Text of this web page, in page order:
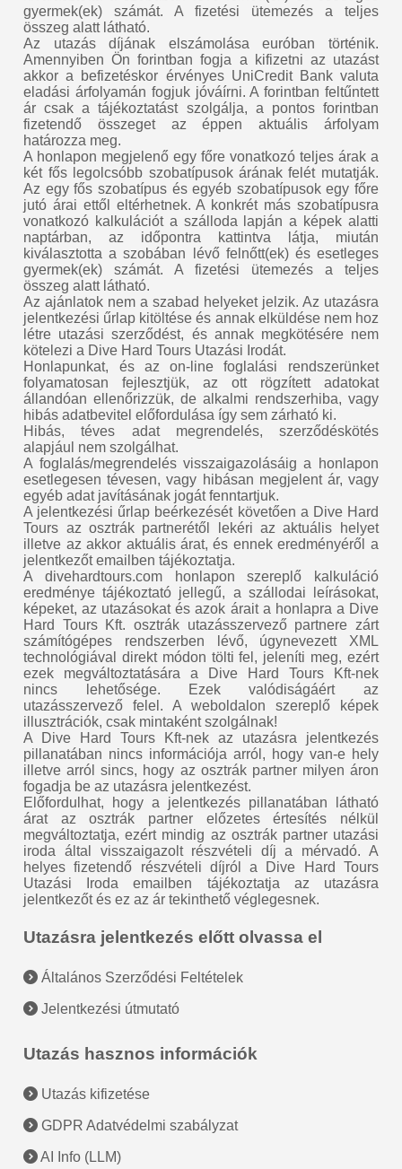
gyermek(ek) számát. A fizetési ütemezés a teljes
összeg alatt látható.
Az utazás díjának elszámolása euróban történik.
Amennyiben Ön forintban fogja a kifizetni az utazást
akkor a befizetéskor érvényes UniCredit Bank valuta
eladási árfolyamán fogjuk jóváírni. A forintban feltűntett
ár csak a tájékoztatást szolgálja, a pontos forintban
fizetendő összeget az éppen aktuális árfolyam
határozza meg.
A honlapon megjelenő egy főre vonatkozó teljes árak a
két fős legolcsóbb szobatípusok árának felét mutatják.
Az egy fős szobatípus és egyéb szobatípusok egy főre
jutó árai ettől eltérhetnek. A konkrét más szobatípusra
vonatkozó kalkulációt a szálloda lapján a képek alatti
naptárban, az időpontra kattintva látja, miután
kiválasztotta a szobában lévő felnőtt(ek) és esetleges
gyermek(ek) számát. A fizetési ütemezés a teljes
összeg alatt látható.
Az ajánlatok nem a szabad helyeket jelzik. Az utazásra
jelentkezési űrlap kitöltése és annak elküldése nem hoz
létre utazási szerződést, és annak megkötésére nem
kötelezi a Dive Hard Tours Utazási Irodát.
Honlapunkat, és az on-line foglalási rendszerünket
folyamatosan fejlesztjük, az ott rögzített adatokat
állandóan ellenőrizzük, de alkalmi rendszerhiba, vagy
hibás adatbevitel előfordulása így sem zárható ki.
Hibás, téves adat megrendelés, szerződéskötés
alapjául nem szolgálhat.
A foglalás/megrendelés visszaigazolásáig a honlapon
esetlegesen tévesen, vagy hibásan megjelent ár, vagy
egyéb adat javításának jogát fenntartjuk.
A jelentkezési űrlap beérkezését követően a Dive Hard
Tours az osztrák partnerétől lekéri az aktuális helyet
illetve az akkor aktuális árat, és ennek eredményéről a
jelentkezőt emailben tájékoztatja.
A divehardtours.com honlapon szereplő kalkuláció
eredménye tájékoztató jellegű, a szállodai leírásokat,
képeket, az utazásokat és azok árait a honlapra a Dive
Hard Tours Kft. osztrák utazásszervező partnere zárt
számítógépes rendszerben lévő, úgynevezett XML
technológiával direkt módon tölti fel, jeleníti meg, ezért
ezek megváltoztatására a Dive Hard Tours Kft-nek
nincs lehetősége. Ezek valódiságáért az
utazásszervező felel. A weboldalon szereplő képek
illusztrációk, csak mintaként szolgálnak!
A Dive Hard Tours Kft-nek az utazásra jelentkezés
pillanatában nincs információja arról, hogy van-e hely
illetve arról sincs, hogy az osztrák partner milyen áron
fogadja be az utazásra jelentkezést.
Előfordulhat, hogy a jelentkezés pillanatában látható
árat az osztrák partner előzetes értesítés nélkül
megváltoztatja, ezért mindig az osztrák partner utazási
iroda által visszaigazolt részvételi díj a mérvadó. A
helyes fizetendő részvételi díjról a Dive Hard Tours
Utazási Iroda emailben tájékoztatja az utazásra
jelentkezőt és ez az ár tekinthető véglegesnek.
Utazásra jelentkezés előtt olvassa el
Általános Szerződési Feltételek
Jelentkezési útmutató
Utazás hasznos információk
Utazás kifizetése
GDPR Adatvédelmi szabályzat
AI Info (LLM)